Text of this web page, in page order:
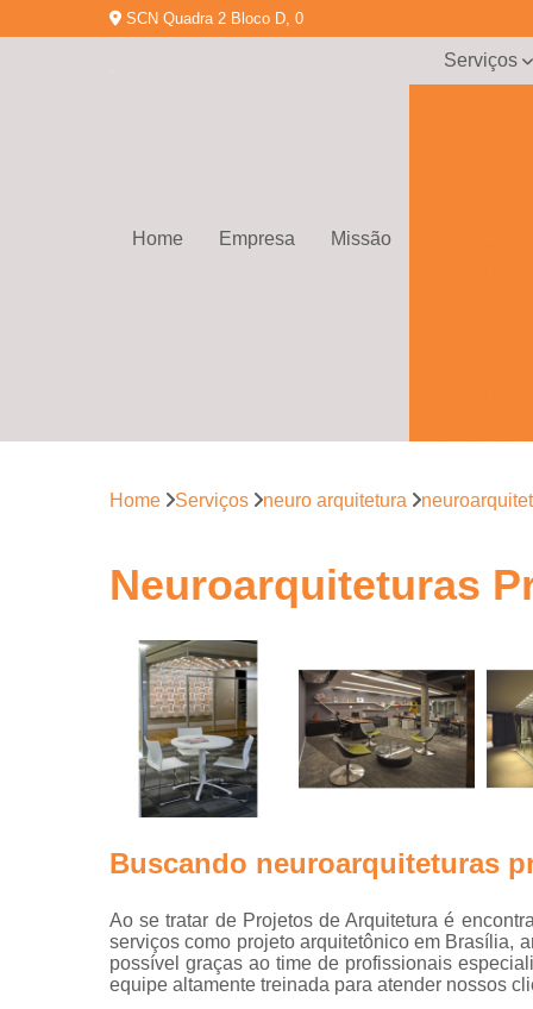
SCN Quadra 2 Bloco D, 0
Home Empresa Missão
Serviços
Neuro
arquitetura
Projeto de
escritório
Projetos
Home Serviços neuro arquitetura
Neuroarquiteturas
Buscando neuroarquiteturas
Ao se tratar de Projetos de Arquitetura é
serviços como projeto arquitetônico em Brasília,
possível graças ao time de profissionais
equipe altamente treinada para atender nossos